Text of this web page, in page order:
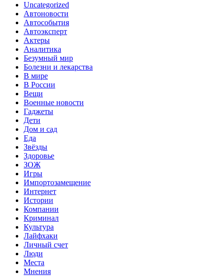
Uncategorized
Автоновости
Автособытия
Автоэксперт
Актеры
Аналитика
Безумный мир
Болезни и лекарства
В мире
В России
Вещи
Военные новости
Гаджеты
Дети
Дом и сад
Еда
Звёзды
Здоровье
ЗОЖ
Игры
Импортозамещение
Интернет
Истории
Компании
Криминал
Культура
Лайфхаки
Личный счет
Люди
Места
Мнения